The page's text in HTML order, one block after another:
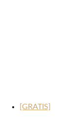
[GRATIS]